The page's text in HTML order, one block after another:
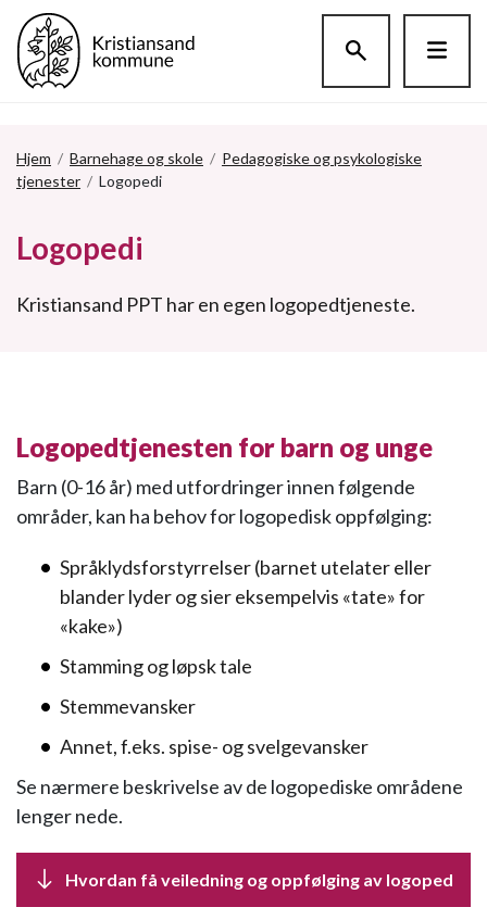
Hjem / Barnehage og skole / Pedagogiske og psykologiske
tjenester / Logopedi
Logopedi
Kristiansand PPT har en egen logopedtjeneste.
Logopedtjenesten for barn og unge
Barn (0-16 år) med utfordringer innen følgende
områder, kan ha behov for logopedisk oppfølging:
Språklydsforstyrrelser (barnet utelater eller
blander lyder og sier eksempelvis «tate» for
«kake»)
Stamming og løpsk tale
Stemmevansker
Annet, f.eks. spise- og svelgevansker
Se nærmere beskrivelse av de logopediske områdene
lenger nede.
Hvordan få veiledning og oppfølging av logoped